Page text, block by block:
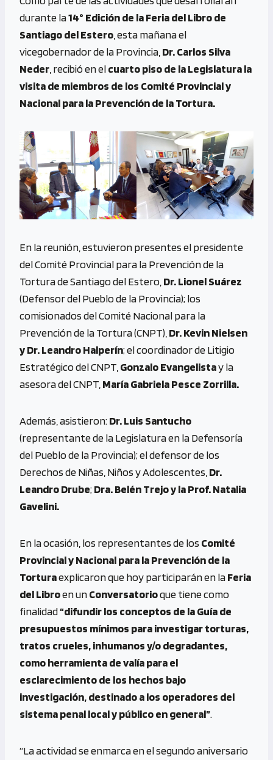
b
o
o
k
se
n
g
er
py
Li
n
k
gr
a
m
at
s
A
p
p
durante la14° Edición de la Feria del Libro de
Santiago del Estero , esta mañana el
vicegobernador de la Provincia, Dr. Carlos Silva
Neder , recibió en elcuarto piso de la Legislatura la
visita de miembros de los Comité Provincial y
Nacional para la Prevención de la Tortura.
En la reunión, estuvieron presentes el presidente
del Comité Provincial para la Prevención de la
Tortura de Santiago del Estero, Dr. Lionel Suárez
(Defensor del Pueblo de la Provincia); los
comisionados del Comité Nacional para la
Prevención de la Tortura (CNPT), Dr. Kevin Nielsen
y Dr. Leandro Halperín; el coordinador de Litigio
Estratégico del CNPT, Gonzalo Evangelistay la
asesora del CNPT, María Gabriela Pesce Zorrilla.
Además, asistieron:Dr. Luis Santucho
(representante de la Legislatura en la Defensoría
del Pueblo de la Provincia); el defensor de los
Derechos de Niñas, Niños y Adolescentes, Dr.
Leandro Drube;Dra. Belén Trejo y la Prof. Natalia
Gavelini.
En la ocasión, los representantes de los Comité
Provincial y Nacional para la Prevención de la
Torturaexplicaron que hoy participarán en laFeria
del Libroen unConversatorioque tiene como
finalidad“difundir los conceptos de la Guía de
presupuestos mínimos para investigar torturas,
tratos crueles, inhumanos y/o degradantes,
como herramienta de valía para el
esclarecimiento de los hechos bajo
investigación, destinado a los operadores del
sistema penal local y público en general”.
“La actividad se enmarca en el segundo aniversario